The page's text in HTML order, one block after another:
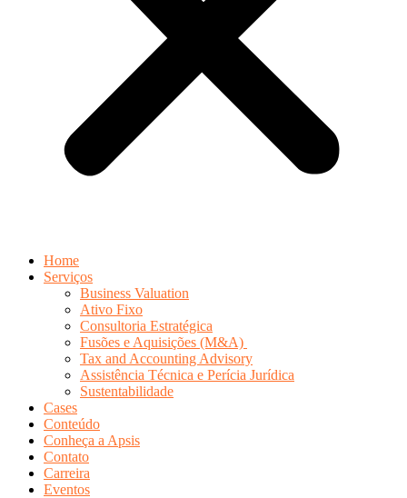
Home
Serviços
Business Valuation
Ativo Fixo
Consultoria Estratégica
Fusões e Aquisições (M&A)
Tax and Accounting Advisory
Assistência Técnica e Perícia Jurídica
Sustentabilidade
Cases
Conteúdo
Conheça a Apsis
Contato
Carreira
Eventos